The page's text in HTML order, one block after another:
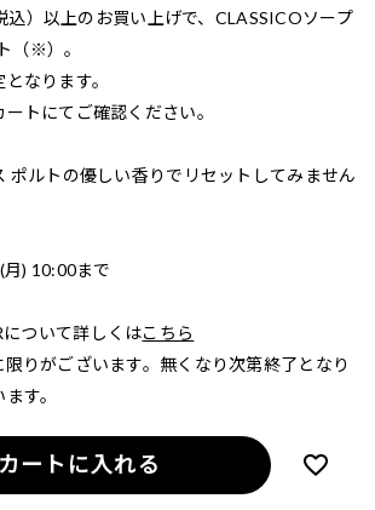
込）以上のお買い上げで、CLASSICOソープ
（※）。
なります。
トにてご確認ください。
ポルトの優しい香りでリセットしてみません
) 10:00まで
ついて詳しくはこちら
りがございます。無くなり次第終了となり
す。
カートに入れる